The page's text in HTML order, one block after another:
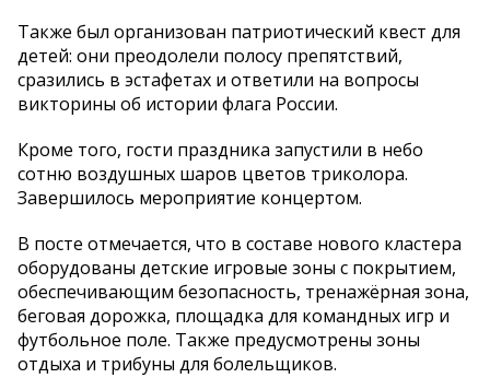
Также был организован патриотический квест для
детей: они преодолели полосу препятствий,
сразились в эстафетах и ответили на вопросы
викторины об истории флага России.
Кроме того, гости праздника запустили в небо
сотню воздушных шаров цветов триколора.
Завершилось мероприятие концертом.
В посте отмечается, что в составе нового кластера
оборудованы детские игровые зоны с покрытием,
обеспечивающим безопасность, тренажёрная зона,
беговая дорожка, площадка для командных игр и
футбольное поле. Также предусмотрены зоны
отдыха и трибуны для болельщиков.